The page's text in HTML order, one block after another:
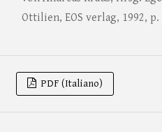
Ottilien, EOS verlag, 1992, p.
PDF (Italiano)